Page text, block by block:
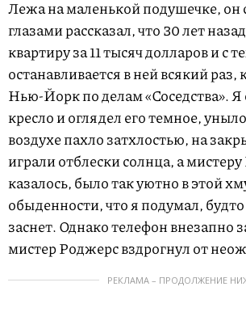
Лежа на маленькой подушечке, он
глазами рассказал, что 30 лет
квартиру за 11 тысяч долларов и с
останавливается в ней всякий раз,
Нью-Йорк по делам «Соседства». Я
кресло и оглядел его темное,
воздухе пахло затхлостью, на
играли отблески солнца, а
казалось, было так уютно в этой
обыденности, что я подумал,
заснет. Однако телефон внезапно
мистер Роджерс вздрогнул от
РЕКЛАМА – ПРОДОЛЖЕНИЕ